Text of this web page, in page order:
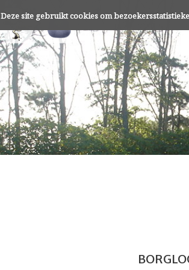
Deze site gebruikt cookies om
Deze site gebruikt cookies om